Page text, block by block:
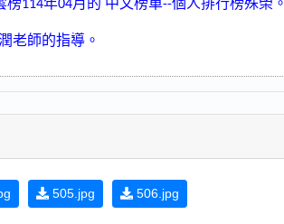
榜114年04月的 中文榜單--個人排行榜殊榮。
老師的指導。
505.jpg 506.jpg